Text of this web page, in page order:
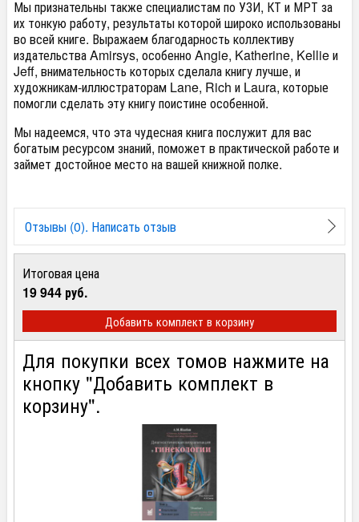
Мы признательны также специалистам по УЗИ, КТ и МРТ за
их тонкую работу, результаты которой широко использованы
во всей книге. Выражаем благодарность коллективу
издательства Amirsys, особенно Angie, Katherine, Kellie и
Jeff, внимательность которых сделала книгу лучше, и
художникам-иллюстраторам Lane, Rich и Laura, которые
помогли сделать эту книгу поистине особенной.
Мы надеемся, что эта чудесная книга послужит для вас
богатым ресурсом знаний, поможет в практической работе и
займет достойное место на вашей книжной полке.
Отзывы (0). Написать отзыв
Итоговая цена
19 944 руб.
Добавить комплект в корзину
Для покупки всех томов нажмите на
кнопку "Добавить комплект в
корзину".